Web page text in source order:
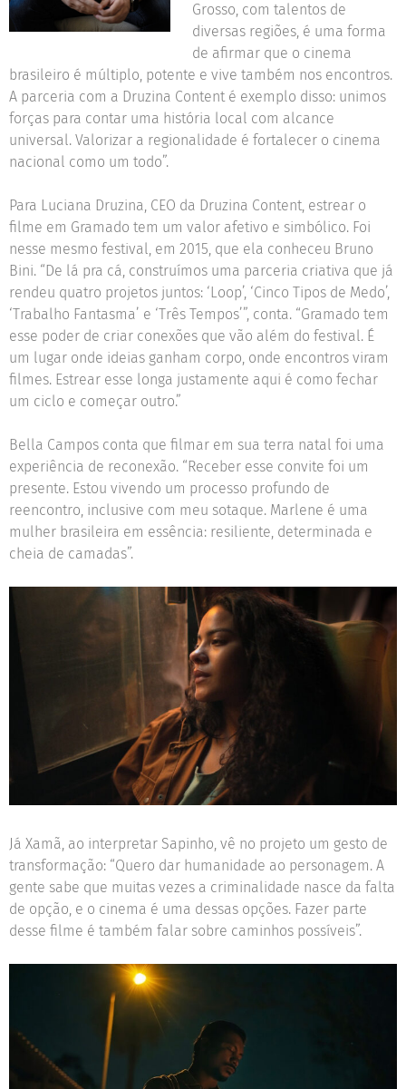
Grosso, com talentos de
diversas regiões, é uma forma
de afirmar que o cinema
brasileiro é múltiplo, potente e vive também nos encontros.
A parceria com a Druzina Content é exemplo disso: unimos
forças para contar uma história local com alcance
universal. Valorizar a regionalidade é fortalecer o cinema
nacional como um todo”.
Para Luciana Druzina, CEO da Druzina Content, estrear o
filme em Gramado tem um valor afetivo e simbólico. Foi
nesse mesmo festival, em 2015, que ela conheceu Bruno
Bini. “De lá pra cá, construímos uma parceria criativa que já
rendeu quatro projetos juntos: ‘Loop’, ‘Cinco Tipos de Medo’,
‘Trabalho Fantasma’ e ‘Três Tempos’”, conta. “Gramado tem
esse poder de criar conexões que vão além do festival. É
um lugar onde ideias ganham corpo, onde encontros viram
filmes. Estrear esse longa justamente aqui é como fechar
um ciclo e começar outro.”
Bella Campos conta que filmar em sua terra natal foi uma
experiência de reconexão. “Receber esse convite foi um
presente. Estou vivendo um processo profundo de
reencontro, inclusive com meu sotaque. Marlene é uma
mulher brasileira em essência: resiliente, determinada e
cheia de camadas”.
Já Xamã, ao interpretar Sapinho, vê no projeto um gesto de
transformação: “Quero dar humanidade ao personagem. A
gente sabe que muitas vezes a criminalidade nasce da falta
de opção, e o cinema é uma dessas opções. Fazer parte
desse filme é também falar sobre caminhos possíveis”.